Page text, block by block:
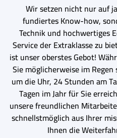
Wir setzen nicht nur auf
fundiertes Know-how,
Technik und hochwertiges
Service der Extraklasse zu
ist unser oberstes Gebot!
Sie möglicherweise im
um die Uhr, 24 Stunden am
Tagen im Jahr für Sie
unsere freundlichen
schnellstmöglich aus Ihrer
Ihnen die